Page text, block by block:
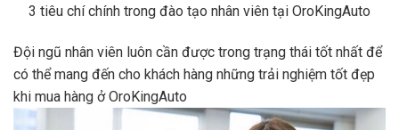
3 tiêu chí chính trong đào tạo nhân viên tại OroKingAuto
Đội ngũ nhân viên luôn cần được trong trạng thái tốt nhất để
có thể mang đến cho khách hàng những trải nghiệm tốt đẹp
khi mua hàng ở OroKingAuto